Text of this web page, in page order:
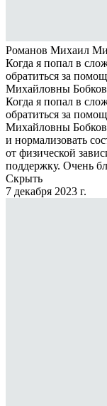
Романов Михаил
Когда я попал в
обратиться за
Михайловны
Когда я попал в
обратиться за
Михайловны
и нормализовать
от физической
поддержку. Очень
Скрыть
7 декабря 2023 г.